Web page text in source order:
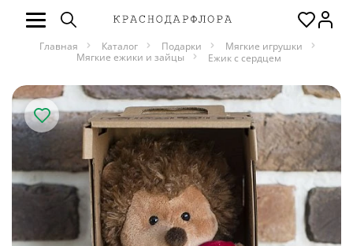
Главная Каталог Подарки
Мягкие игрушки
Мягкие ежики и зайцы
Ежик с сердцем